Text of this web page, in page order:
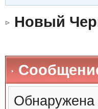
Новый
Обнаружена